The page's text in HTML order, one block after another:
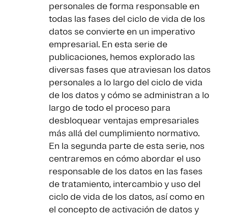
personales de forma responsable en
todas las fases del ciclo de vida de los
datos se convierte en un imperativo
empresarial. En esta serie de
publicaciones, hemos explorado las
diversas fases que atraviesan los datos
personales a lo largo del ciclo de vida
de los datos y cómo se administran a lo
largo de todo el proceso para
desbloquear ventajas empresariales
más allá del cumplimiento normativo.
En la segunda parte de esta serie, nos
centraremos en cómo abordar el uso
responsable de los datos en las fases
de tratamiento, intercambio y uso del
ciclo de vida de los datos, así como en
el concepto de activación de datos y